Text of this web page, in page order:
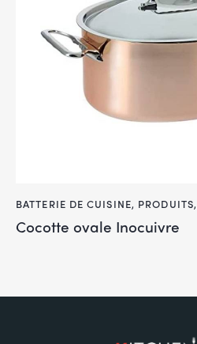
BATTERIE DE CUISINE, PRODUITS,
Cocotte ovale Inocuivre